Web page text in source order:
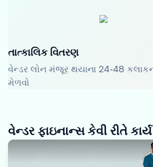
તાત્કાલિક વિતરણ
વેન્ડર લોન મંજૂર થયાના 24-48
મેળવો
વેન્ડર ફાઇનાન્સ કેવી રીતે